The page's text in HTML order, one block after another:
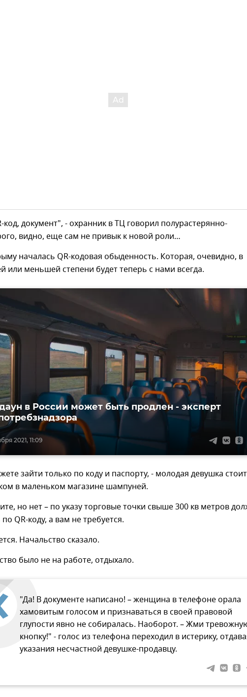
код, документ", - охранник в ТЦ говорил полурастерянно-
видно, еще сам не привык к новой роли…
началась QR-кодовая обыденность. Которая, очевидно, в
или меньшей степени будет теперь с нами всегда.
2021, 11:09
в России может быть продлен - эксперт
зайти только по коду и паспорту, - молодая девушка
в маленьком магазине шампуней.
но нет – по указу торговые точки свыше 300 кв метров
по QR-коду, а вам не требуется.
Начальство сказало.
было не на работе, отдыхало.
"Да! В документе написано! – женщина в телефоне орала
хамовитым голосом и признаваться в своей правовой
глупости явно не собиралась. Наоборот. – Жми
кнопку!" - голос из телефона переходил в истерику,
указания несчастной девушке-продавцу.